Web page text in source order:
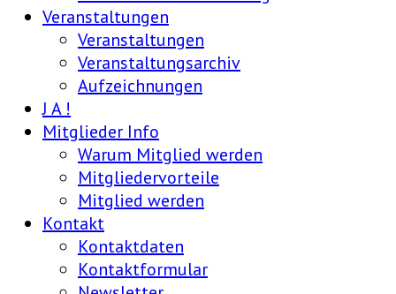
Veranstaltungen
Veranstaltungen
Veranstaltungsarchiv
Aufzeichnungen
J A !
Mitglieder Info
Warum Mitglied werden
Mitgliedervorteile
Mitglied werden
Kontakt
Kontaktdaten
Kontaktformular